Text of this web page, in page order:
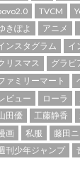
TVCM
きぽよ
アニメ
ンスタグラム
イ
リスマス
グラビ
ァミリーマート
ビュー
ローラ
田優
工藤静香
画
私服 藤田
刊少年ジャンプ